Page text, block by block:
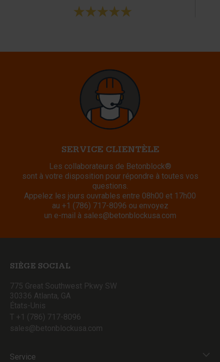
SERVICE CLIENTÈLE
Les collaborateurs de Betonblock®
sont à votre disposition pour répondre à toutes vos
questions.
Appelez les jours ouvrables entre 08h00 et 17h00
au +1 (786) 717-8096 ou envoyez
un e-mail à sales@betonblockusa.com
SIÈGE SOCIAL
775 Great Southwest Pkwy SW
30336 Atlanta, GA
États-Unis
T +1 (786) 717-8096
sales@betonblockusa.com
Service